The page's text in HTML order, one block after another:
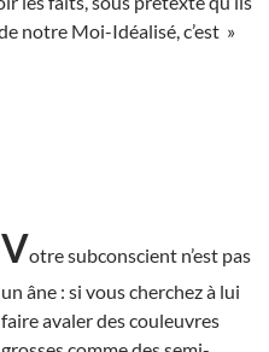
notre Moi-Idéalisé, c’est »
Votre subconscient n’est pas
un âne : si vous cherchez à lui
faire avaler des couleuvres